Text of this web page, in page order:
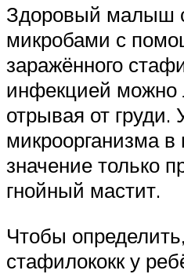
Здоровый малыш
микробами с
заражённого
инфекцией можно
отрывая от
микроорганизма
значение только
гнойный мастит.
Чтобы
стафилококк у